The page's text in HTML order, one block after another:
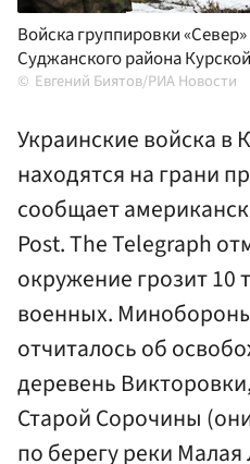
Войска группировки
Суджанского района
Евгений Биятов/РИА Новости
Украинские войска в
находятся на грани
сообщает
Post. The Telegraph
окружение грозит 10
военных.
отчиталось об
деревень
Старой Сорочины
по берегу реки